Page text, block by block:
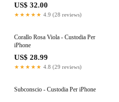
US$ 32.00
★★★★★ 4.9 (28 reviews)
Corallo Rosa Viola - Custodia Per
iPhone
US$ 28.99
★★★★★ 4.8 (29 reviews)
Subconscio - Custodia Per iPhone